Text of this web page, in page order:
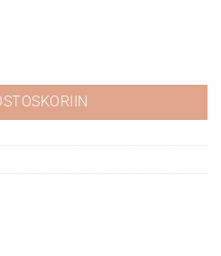
Red Bluish määrä